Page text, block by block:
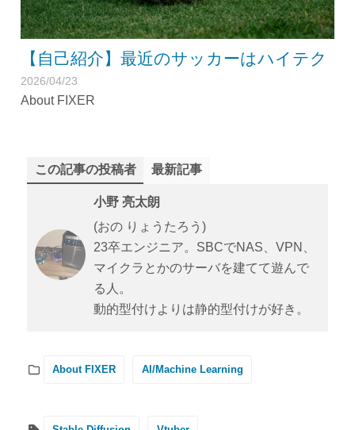
【自己紹介】最近のサッカーはハイテク
2026/04/23
About FIXER
この記事の投稿者 最新記事
小野 亮太朗
(おの りょうたろう)
23卒エンジニア。SBCでNAS、VPN、
マイクラとかのサーバを建てて遊んで
る人。
動的型付けよりは静的型付けが好き。
About FIXER AI/Machine Learning